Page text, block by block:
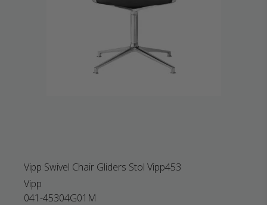
Vipp Swivel Chair Gliders Stol Vipp453
Vipp
041-45304G01M